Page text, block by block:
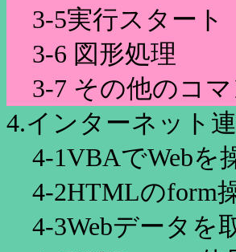
3-5実行スタート
3-6 図形処理
3-7 その他のコ
4.インターネット
4-1VBAでWebを
4-2HTMLのform
4-3Webデータを